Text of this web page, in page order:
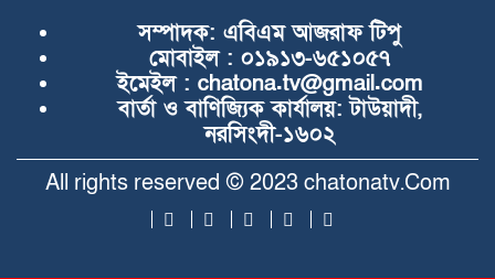
সম্পাদক: এবিএম আজরাফ টিপু
মোবাইল : ০১৯১৩-৬৫১০৫৭
ইমেইল : chatona.tv@gmail.com
বার্তা ও বাণিজ্যিক কার্যালয়:টাউয়াদী,
নরসিংদী-১৬০২
All rights reserved © 2023 chatonatv.Com